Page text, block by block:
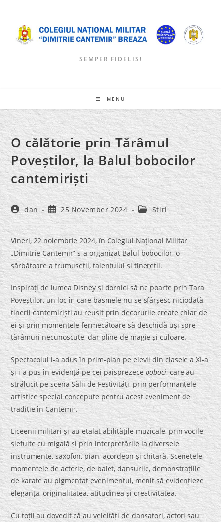
content
SEMPER FIDELIS!
MENU
O călătorie prin Tărâmul
Poveștilor, la Balul bobocilor
cantemiriști
Post
author:
dan
Post
published:
25 November 2024
Post
category:
Stiri
Vineri, 22 noiembrie 2024, în Colegiul Național Militar
„Dimitrie Cantemir” s-a organizat Balul bobocilor, o
sărbătoare a frumuseții, talentului și tinereții.
Inspirați de lumea Disney și dornici să ne poarte prin Țara
Poveștilor, un loc în care basmele nu se sfârșesc niciodată,
tinerii cantemiriști au reușit prin decorurile create chiar de
ei și prin momentele fermecătoare să deschidă uși spre
tărâmuri necunoscute, dar pline de magie și culoare.
Spectacolul i-a adus în prim-plan pe elevii din clasele a XI-a
și i-a pus în evidență pe cei paisprezeceboboci, care au
strălucit pe scena Sălii de Festivități, prin performanțele
artistice special concepute pentru acest eveniment de
tradiție în Cantemir.
Liceenii militari și-au etalat abilitățile muzicale, prin vocile
șlefuite cu migală și prin interpretările la diversele
instrumente, saxofon, pian, acordeon și chitară. Scenetele,
momentele de actorie, de balet, dansurile, demonstrațiile
de karate au pigmentat evenimentul, menit să evidențieze
eleganța, originalitatea, atitudinea și creativitatea.
Cu toții au dovedit că au veleități de dansatori, actori sau